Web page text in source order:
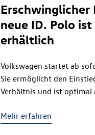
neue ID. Polo ist
erhältlich
Volkswagen startet ab
Sie ermöglicht den
Verhältnis und ist
Ausstattungslinien Life
Mehr erfahren